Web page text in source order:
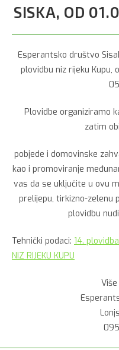
SISKA, OD
Esperantsko društvo
plovidbu niz rijeku Kupu,
Plovidbe organiziramo
zatim
pobjede i domovinske
kao i promoviranje
vas da se uključite u ovu
prelijepu, tirkizno-zelenu
plovidbu
Tehnički podaci: 14. plovidba
NIZ RIJEKU KUPU